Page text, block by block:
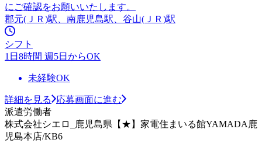
にご確認をお願いいたします。
郡元(ＪＲ)駅、南鹿児島駅、谷山(ＪＲ)駅
シフト
1日8時間 週5日からOK
未経験OK
詳細を見る
応募画面に進む
派遣労働者
株式会社シエロ_鹿児島県【★】家電住まいる館YAMADA鹿
児島本店/KB6